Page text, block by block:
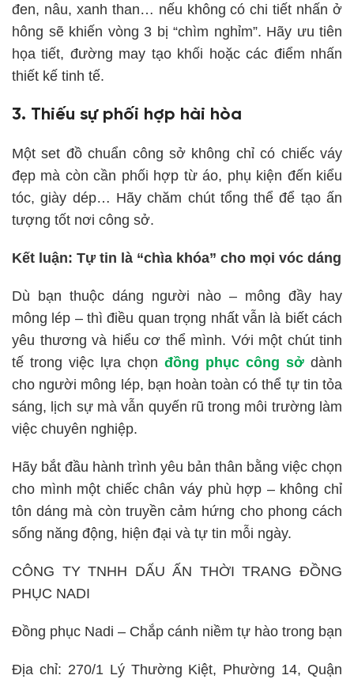
đen, nâu, xanh than… nếu không có chi tiết nhấn ở
hông sẽ khiến vòng 3 bị “chìm nghỉm”. Hãy ưu tiên
họa tiết, đường may tạo khối hoặc các điểm nhấn
thiết kế tinh tế.
3. Thiếu sự phối hợp hài hòa
Một set đồ chuẩn công sở không chỉ có chiếc váy
đẹp mà còn cần phối hợp từ áo, phụ kiện đến kiểu
tóc, giày dép… Hãy chăm chút tổng thể để tạo ấn
tượng tốt nơi công sở.
Kết luận: Tự tin là “chìa khóa” cho mọi vóc dáng
Dù bạn thuộc dáng người nào – mông đầy hay
mông lép – thì điều quan trọng nhất vẫn là biết cách
yêu thương và hiểu cơ thể mình. Với một chút tinh
tế trong việc lựa chọn đồng phục công sở dành
cho người mông lép, bạn hoàn toàn có thể tự tin tỏa
sáng, lịch sự mà vẫn quyến rũ trong môi trường làm
việc chuyên nghiệp.
Hãy bắt đầu hành trình yêu bản thân bằng việc chọn
cho mình một chiếc chân váy phù hợp – không chỉ
tôn dáng mà còn truyền cảm hứng cho phong cách
sống năng động, hiện đại và tự tin mỗi ngày.
CÔNG TY TNHH DẤU ẤN THỜI TRANG ĐỒNG
PHỤC NADI
Đồng phục Nadi – Chắp cánh niềm tự hào trong bạn
Địa chỉ: 270/1 Lý Thường Kiệt, Phường 14, Quận